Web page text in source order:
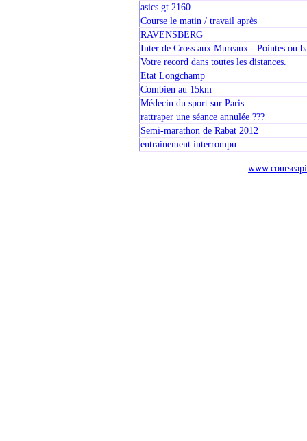
asics gt 2160
Course le matin / travail après
RAVENSBERG
Inter de Cross aux Mureaux - Pointes ou
Votre record dans toutes les distances.
Etat Longchamp
Combien au 15km
Médecin du sport sur Paris
rattraper une séance annulée ???
Semi-marathon de Rabat 2012
entrainement interrompu